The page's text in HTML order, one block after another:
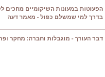
הפעוטות במעונות השיקומיים מחכים
בדרך למי שמשלם כפול - מאמר דעה
דבר העורך - מוגבלות וחברה: מחקר